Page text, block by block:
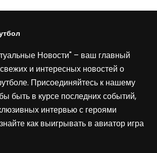
Новости" – ваш главный
и интересных новостей о
Присоединяйтесь к нашему
быть в курсе последних событий,
интервью с героями
как выигрывать в авиатор игра